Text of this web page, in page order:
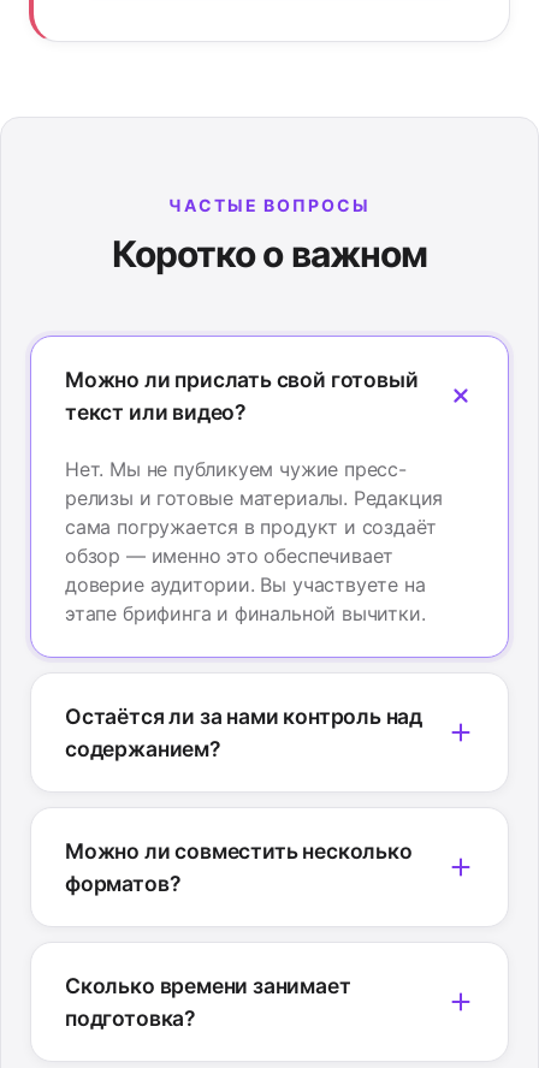
ЧАСТЫЕ ВОПРОСЫ
Коротко о важном
Можно ли прислать свой готовый
текст или видео?
Нет. Мы не публикуем чужие пресс-
релизы и готовые материалы. Редакция
сама погружается в продукт и создаёт
обзор — именно это обеспечивает
доверие аудитории. Вы участвуете на
этапе брифинга и финальной вычитки.
Остаётся ли за нами контроль над
содержанием?
Можно ли совместить несколько
форматов?
Сколько времени занимает
подготовка?